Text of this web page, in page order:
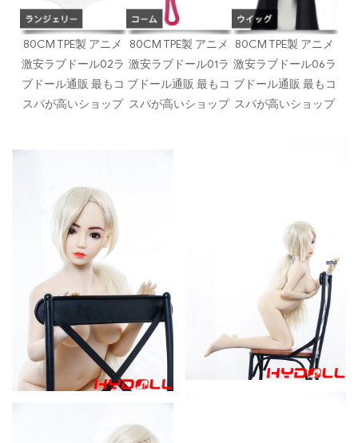
80CM TPE製 アニメ
激安ラブドール02ラ
ブドール通販 最もコ
スパが高いショップ
80CM TPE製 アニメ
激安ラブドール01ラ
ブドール通販 最もコ
スパが高いショップ
80CM TPE製 アニメ
激安ラブドール06ラ
ブドール通販 最もコ
スパが高いショップ